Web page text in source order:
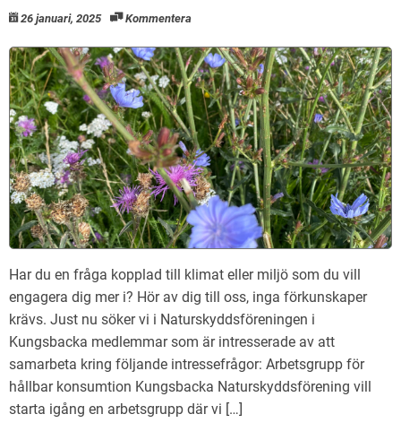
26 januari, 2025 Kommentera
Har du en fråga kopplad till klimat eller miljö som du vill
engagera dig mer i? Hör av dig till oss, inga förkunskaper
krävs. Just nu söker vi i Naturskyddsföreningen i
Kungsbacka medlemmar som är intresserade av att
samarbeta kring följande intressefrågor: Arbetsgrupp för
hållbar konsumtion Kungsbacka Naturskyddsförening vill
starta igång en arbetsgrupp där vi […]